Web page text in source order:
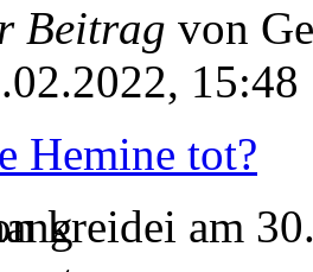
Beitrag von
15:48
Hemine tot?
kreidei am